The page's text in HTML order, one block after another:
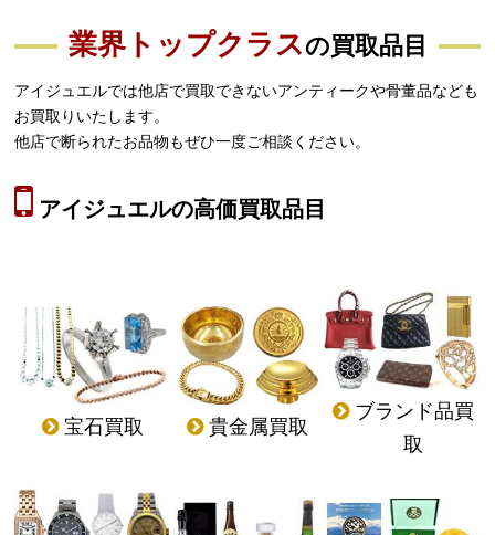
業界トップクラスの買取品目
アイジュエルでは他店で買取できないアンティークや骨董品なども
お買取りいたします。
他店で断られたお品物もぜひ一度ご相談ください。
アイジュエルの高価買取品目
宝石買取 貴金属買取
ブランド品買
取